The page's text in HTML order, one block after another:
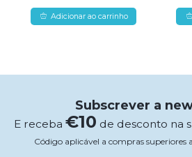
Adicionar ao carrinho
Subscrever a
E receba €10 de desconto na
Código aplicável a compras superiores